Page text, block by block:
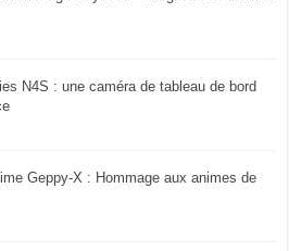
N4S : une caméra de tableau de bord
Geppy-X : Hommage aux animes de